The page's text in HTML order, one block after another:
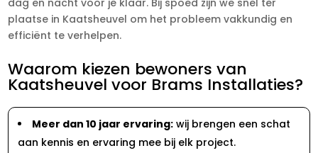
dag en nacht voor je klaar. Bij spoed zijn we snel ter
plaatse in Kaatsheuvel om het probleem vakkundig en
efficiënt te verhelpen.
Waarom kiezen bewoners van
Kaatsheuvel voor Brams Installaties?
Meer dan 10 jaar ervaring: wij brengen een schat
aan kennis en ervaring mee bij elk project.